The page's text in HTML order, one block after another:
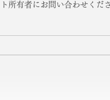
ル
所有者にお問い合わせくださ